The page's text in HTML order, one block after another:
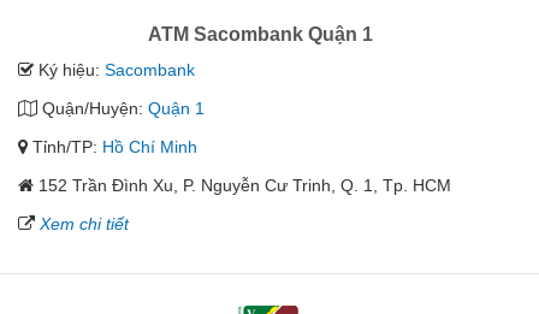
ATM Sacombank Quận 1
Ký hiệu: Sacombank
Quận/Huyện: Quận 1
Tỉnh/TP: Hồ Chí Minh
152 Trần Đình Xu, P. Nguyễn Cư Trinh, Q. 1, Tp. HCM
Xem chi tiết